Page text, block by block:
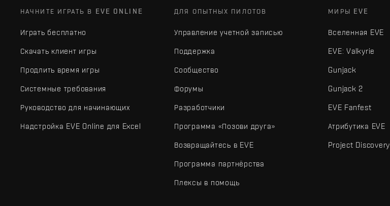
НАЧНИТЕ ИГРАТЬ В EVE ONLINE
Играть бесплатно
Скачать клиент игры
Продлить время игры
Системные требования
Руководство для начинающих
Надстройка EVE Online для Excel
ДЛЯ ОПЫТНЫХ ПИЛОТОВ
Управление учетной записью
Поддержка
Сообщество
Форумы
Разработчики
Программа «Позови друга»
Возвращайтесь в EVE
Программа партнёрства
Плексы в помощь
МИРЫ EVE
Вселенная EVE
EVE: Valkyrie
Gunjack
Gunjack 2
EVE Fanfest
Атрибутика EVE
Project Discovery